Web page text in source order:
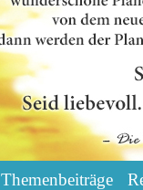
Themenbeiträge